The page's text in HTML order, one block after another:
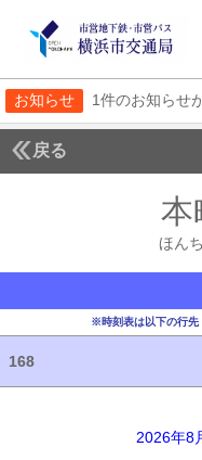
お知らせ 1件のお知らせ
戻る
本
ほん
※時刻表は以下の行先
168
2026年8